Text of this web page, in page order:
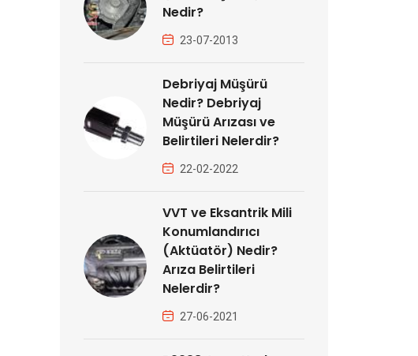
Nedir?
23-07-2013
Debriyaj Müşürü
Nedir? Debriyaj
Müşürü Arızası ve
Belirtileri Nelerdir?
22-02-2022
VVT ve Eksantrik Mili
Konumlandırıcı
(Aktüatör) Nedir?
Arıza Belirtileri
Nelerdir?
27-06-2021